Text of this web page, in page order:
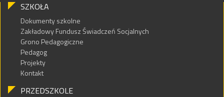
SZKOŁA
Dokumenty szkolne
Zakładowy Fundusz Świadczeń Socjalnych
Grono Pedagogiczne
Pedagog
Projekty
Kontakt
PRZEDSZKOLE